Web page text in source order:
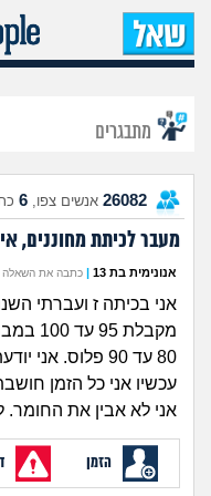
מתבגרים
26082 אנשים צפו, 6
מעבר לכיתת מחוננים,
אנונימית בת 13 | כתבה את השאלה ב-05/01/26 בשעה
אני בכיתה ז ועברתי
מקבלת
80 עד 90 פלוס.
עכשיו אני כל הזמן
אני לא אבין את החומר.
הזמן